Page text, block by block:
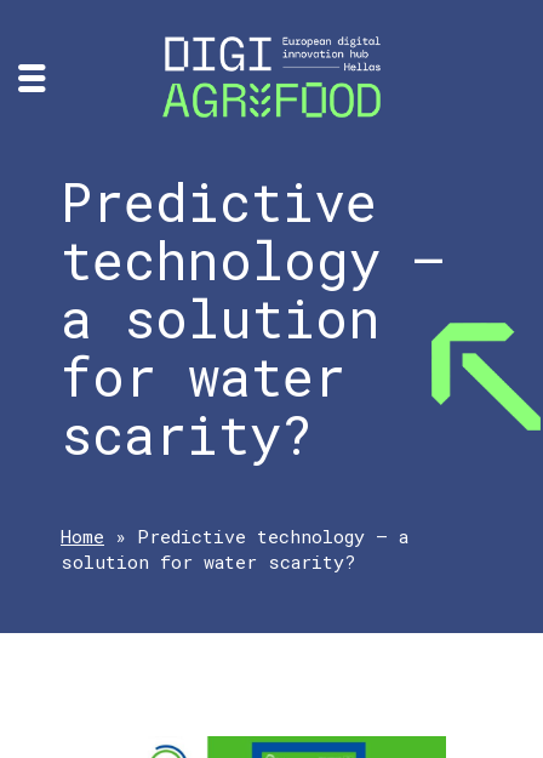
Predictive
technology –
a solution
for water
scarity?
Home » Predictive technology – a
solution for water scarity?